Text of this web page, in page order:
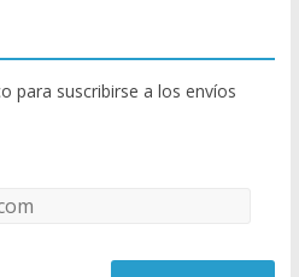
para suscribirse a los envíos